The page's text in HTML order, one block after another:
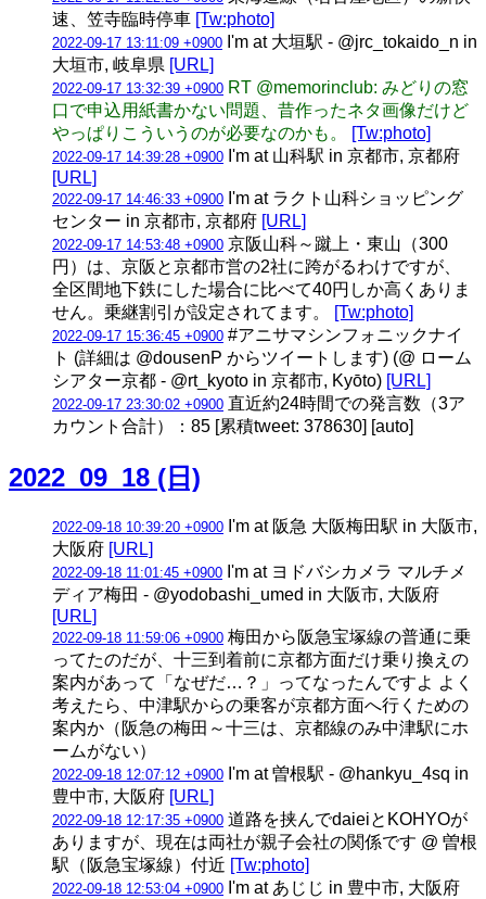
速、笠寺臨時停車 [Tw:photo]
2022-09-17 13:11:09 +0900 I'm at 大垣駅 - @jrc_tokaido_n in
大垣市, 岐阜県 [URL]
2022-09-17 13:32:39 +0900 RT @memorinclub: みどりの窓
口で申込用紙書かない問題、昔作ったネタ画像だけど
やっぱりこういうのが必要なのかも。
[Tw:photo]
2022-09-17 14:39:28 +0900 I'm at 山科駅 in 京都市, 京都府
[URL]
2022-09-17 14:46:33 +0900 I'm at ラクト山科ショッピング
センター in 京都市, 京都府 [URL]
2022-09-17 14:53:48 +0900 京阪山科～蹴上・東山（300
円）は、京阪と京都市営の2社に跨がるわけですが、
全区間地下鉄にした場合に比べて40円しか高くありま
せん。乗継割引が設定されてます。
[Tw:photo]
2022-09-17 15:36:45 +0900 #アニサマシンフォニックナイ
ト (詳細は @dousenP からツイートします) (@ ローム
シアター京都 - @rt_kyoto in 京都市, Kyōto) [URL]
2022-09-17 23:30:02 +0900 直近約24時間での発言数（3ア
カウント合計）：85 [累積tweet: 378630] [auto]
2022_09_18 (日)
2022-09-18 10:39:20 +0900 I'm at 阪急 大阪梅田駅 in 大阪市,
大阪府 [URL]
2022-09-18 11:01:45 +0900 I'm at ヨドバシカメラ マルチメ
ディア梅田 - @yodobashi_umed in 大阪市, 大阪府
[URL]
2022-09-18 11:59:06 +0900 梅田から阪急宝塚線の普通に乗
ってたのだが、十三到着前に京都方面だけ乗り換えの
案内があって「なぜだ…？」ってなったんですよ よく
考えたら、中津駅からの乗客が京都方面へ行くための
案内か（阪急の梅田～十三は、京都線のみ中津駅にホ
ームがない）
2022-09-18 12:07:12 +0900 I'm at 曽根駅 - @hankyu_4sq in
豊中市, 大阪府 [URL]
2022-09-18 12:17:35 +0900 道路を挟んでdaieiとKOHYOが
ありますが、現在は両社が親子会社の関係です @ 曽根
駅（阪急宝塚線）付近 [Tw:photo]
2022-09-18 12:53:04 +0900 I'm at あじじ in 豊中市, 大阪府